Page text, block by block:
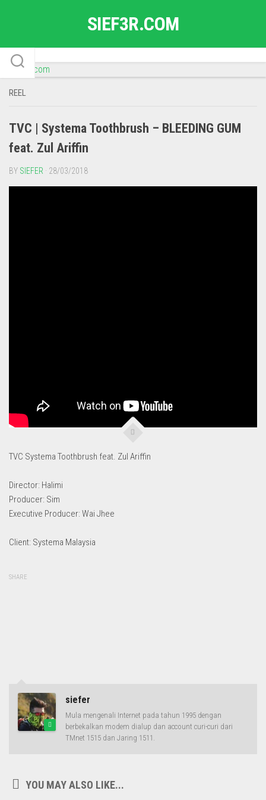
SIEF3R.COM
REEL
TVC | Systema Toothbrush – BLEEDING GUM
feat. Zul Ariffin
BY SIEFER · 28/03/2018
TVC Systema Toothbrush feat. Zul Ariffin
Director: Halimi
Producer: Sim
Executive Producer: Wai Jhee
Client: Systema Malaysia
SHARE
siefer
Mula mengenali Internet pada tahun 1995 dengan
berbekalkan modem dialup dan account curi-curi dari
TMnet 1515 dan Jaring 1511.
YOU MAY ALSO LIKE...